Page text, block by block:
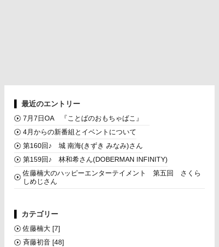
最近のエントリー
7月7日OA 『ことばのおもちゃばこ』
4月からの新番組とイベントについて
第160回♪ 城 南海(きずき みなみ)さん
第159回♪ 林和希さん(DOBERMAN INFINITY)
佐藤楠大のハッピーエンターテイメント 第五回 さくら
しめじさん
カテゴリー
佐藤楠大 [7]
斉藤初音 [48]